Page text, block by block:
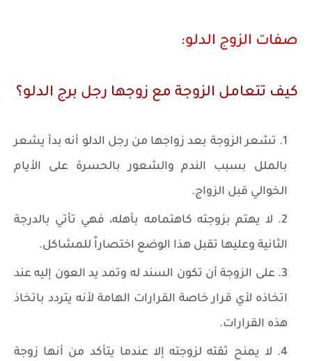
صفات الزوج الدلو:
كيف تتعامل الزوجة مع زوجها رجل برج الدلو؟
تشعر الزوجة بعد زواجها من رجل الدلو أنه بدأ يشعر
بالملل بسبب الندم والشعور بالحسرة على الأيام
الخوالي قبل الزواج.
لا يهتم بزوجته كاهتمامه بأهله، فهي تأتي بالدرجة
الثانية وعليها تقبل هذا الوضع اختصاراً للمشاكل.
على الزوجة أن تكون السند له وتمد يد العون إليه عند
اتخاذه لأي قرار خاصة القرارات الهامة لأنه يتردد باتخاذ
هذه القرارات.
لا يمنح ثقته لزوجته إلا عندما يتأكد من أنها زوجة